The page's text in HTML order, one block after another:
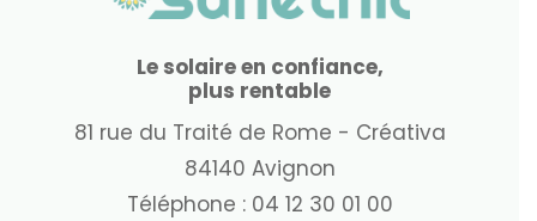
Le solaire en confiance,
plus rentable
81 rue du Traité de Rome - Créativa
84140 Avignon
Téléphone : 04 12 30 01 00